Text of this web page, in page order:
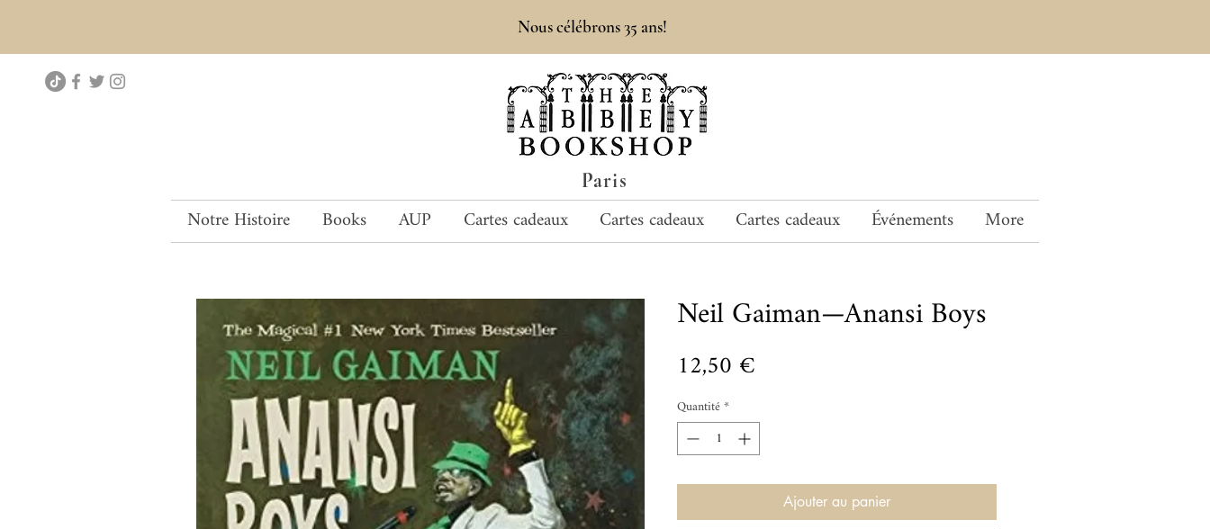
Paris
Nous célébrons 35 ans!
Notre Histoire Books AUP Cartes cadeaux Cartes cadeaux Cartes cadeaux Événements More
Neil Gaiman—Anansi Boys
12,50 €
Quantité*
Ajouter au panier